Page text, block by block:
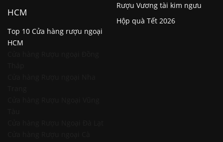
HCM
Top 10 Cửa hàng rượu ngoại
HCM
Rượu Vương tài kim ngưu
Hộp quà Tết 2026